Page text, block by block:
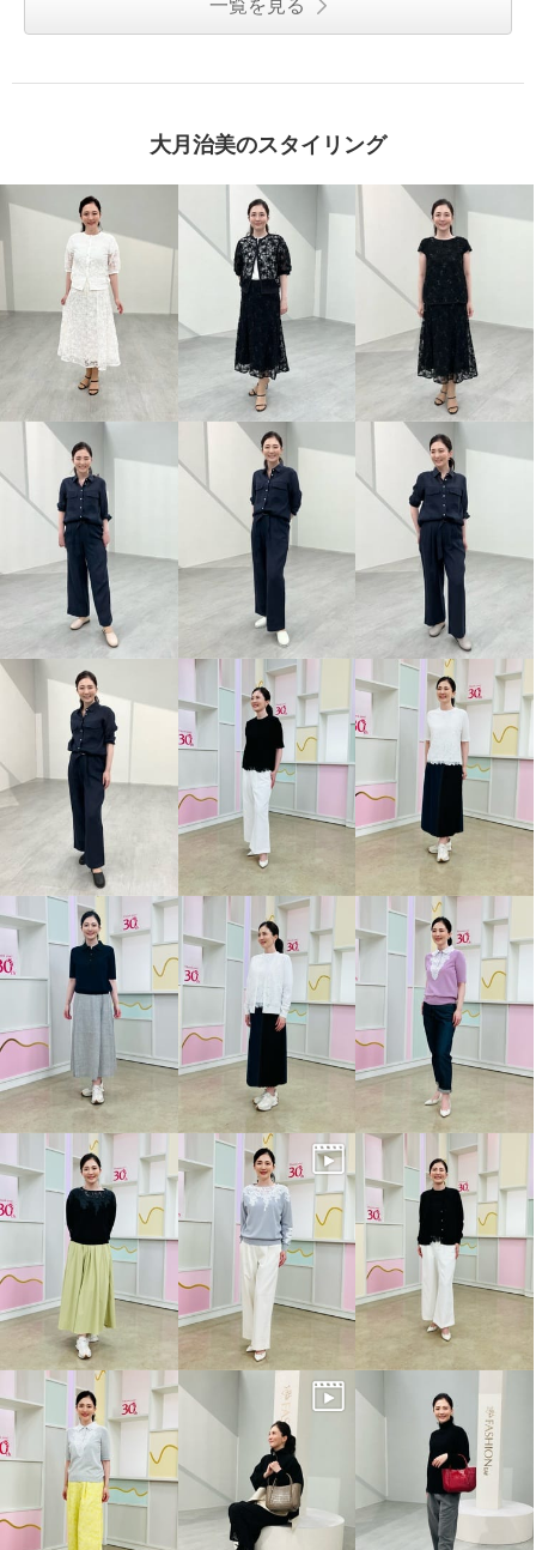
スタイル・ラヴィー 接触冷感 テ
ープ＆ ポケットアクセント ガー
リー＆スタイリッシュ ワンピー
ス
ネイビー ９号
一覧を見る
大月治美のスタイリング